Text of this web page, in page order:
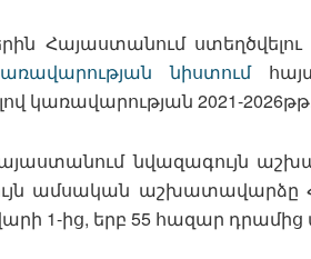
Հայաստանում
նիստում
կառավարության 2021-
նվազագույն
ամսական աշխատավարձը
1-ից, երբ 55 հազար